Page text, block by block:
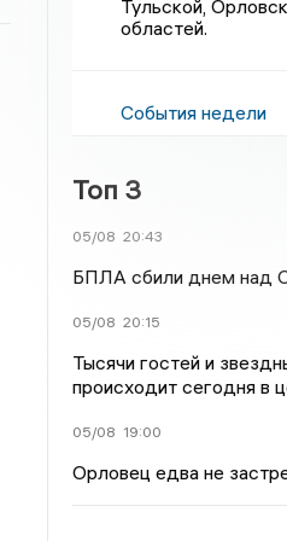
Тульской,
областей.
События недели
Топ 3
05/08 20:43
БПЛА сбили днем над
05/08 20:15
Тысячи гостей и
происходит сегодня в
05/08 19:00
Орловец едва не